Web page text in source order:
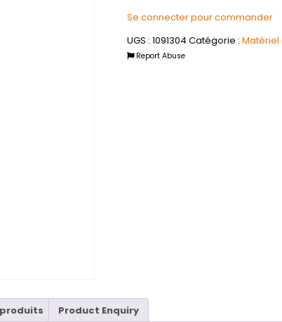
Se connecter pour commander
UGS : 1091304 Catégorie : Matériel
Report Abuse
Product Enquiry